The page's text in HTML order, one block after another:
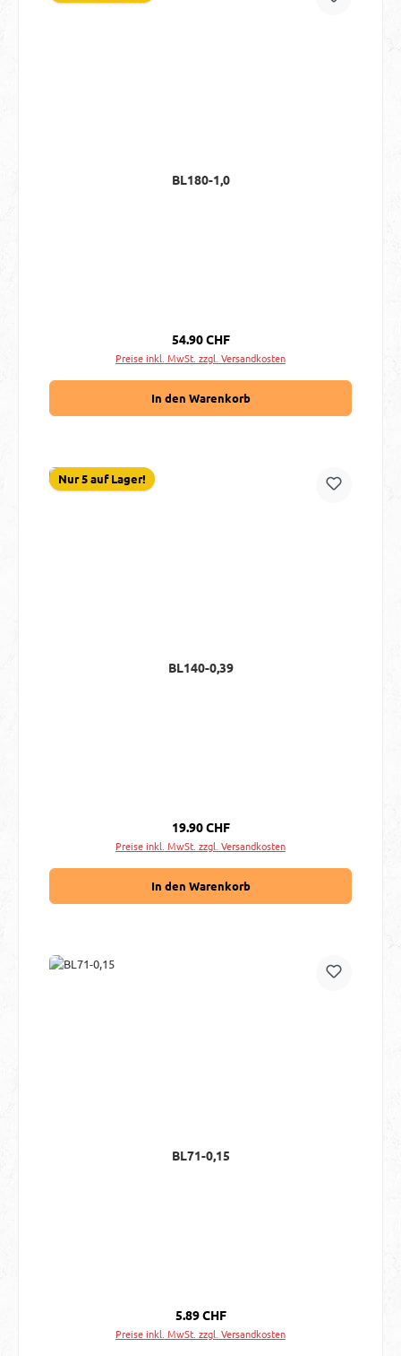
BL180-1,0
Regulärer Preis:
54.90 CHF
Preise inkl. MwSt. zzgl. Versandkosten
In den Warenkorb
Nur 5 auf Lager!
BL140-0,39
Regulärer Preis:
19.90 CHF
Preise inkl. MwSt. zzgl. Versandkosten
In den Warenkorb
BL71-0,15
Regulärer Preis:
5.89 CHF
Preise inkl. MwSt. zzgl. Versandkosten